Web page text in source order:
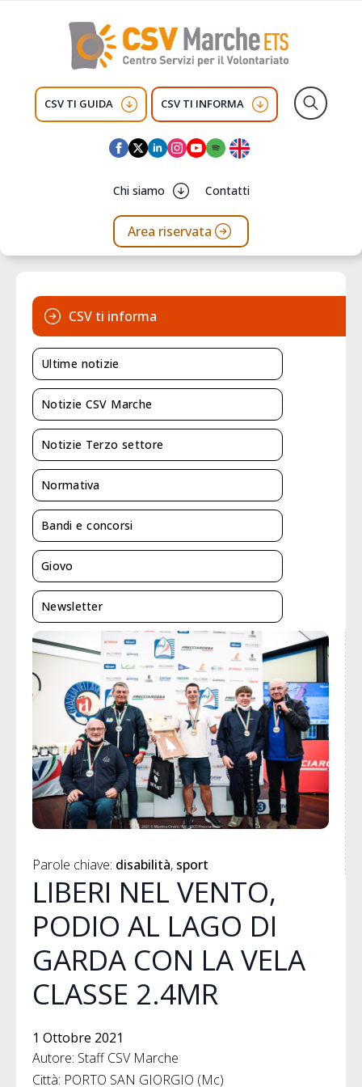
CSV TI GUIDA CSV TI INFORMA
Chi siamo Contatti
Area riservata
Parole chiave: disabilità sport
LIBERI NEL VENTO,
PODIO AL LAGO DI
GARDA CON LA VELA
CLASSE 2.4MR
1 Ottobre 2021
Autore: Staff CSV Marche
Città: PORTO SAN GIORGIO (Mc)
CSV ti informa
Ultime notizie
Notizie CSV Marche
Notizie Terzo settore
Normativa
Bandi e concorsi
Giovo
Newsletter